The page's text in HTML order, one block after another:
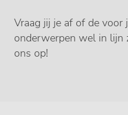
Vraag jij je af of de voor
onderwerpen wel in lijn
ons op!